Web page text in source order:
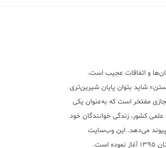
و اتفاقات عجیب است.
شاید بتوان پایان شیرین‌تری
مفتخر است که به‌عنوان یکی
علمی کشور، زندگی خوانندگان خود
می‌دهد. این وب‌سایت
است.